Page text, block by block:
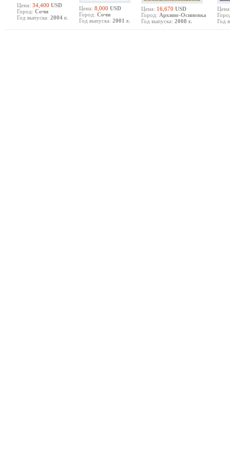
Цена: 34,400 USD
Город: Сочи
Год выпуска: 2004 г.
Цена: 8,000 USD
Город: Сочи
Год выпуска: 2001 г.
Цена: 16,670 USD
Город: Архипо-Осиповка
Год выпуска: 2008 г.
Год